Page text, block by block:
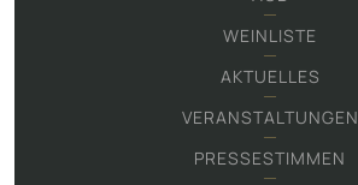
WEINLISTE
AKTUELLES
VERANSTALTUNGEN
PRESSESTIMMEN